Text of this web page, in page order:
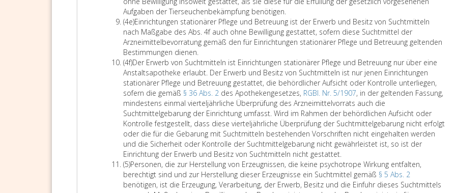
9
1
z
u
e
w
Y
o
r
k
,
B
u
n
d
e
s
i
n
t
e
n
a
t
i
o
n
e
n
ü
b
e
r
p
s
g
i
f
t
e
n
g
l
e
c
h
g
e
s
t
e
l
i
p
f
l
n
z
e
d
n
i
m
A
s
a
t
k
o
m
m
e
n
d
e
V
e
r
e
i
n
t
e
n
e
r
i
n
ü
r
G
e
s
u
n
d
h
e
i
t
p
n
a
n
g
ö
m
i
s
c
h
e
n
d
e
s
t
i
g
n
g
z
u
r
H
e
r
s
t
e
l
l
2
,
g
e
n
a
n
n
t
e
n
I
n
s
t
i
t
u
t
z
e
n
s
,
g
e
n
a
n
n
t
e
n
G
i
c
h
t
u
n
g
e
n
u
n
d
B
e
h
ö
r
d
4
c
s
a
t
z
4
d
Aufgaben der Tierseuchenbekämpfung benötigen.
(4e)A
b
s
a
t
z
4
e
Einrichtungen stationärer Pflege und Betreuung ist der Erwerb und Besitz von Suchtmitteln
nach Maßgabe des Abs. 4f auch ohne Bewilligung gestattet, sofern diese Suchtmittel der
Arzneimittelbevorratung gemäß den für Einrichtungen stationärer Pflege und Betreuung geltenden
Bestimmungen dienen.
i
n
r
i
c
h
t
u
n
g
e
n
s
(4f)A
b
s
a
t
z
4
f
Der Erwerb von Suchtmitteln ist Einrichtungen stationärer Pflege und Betreuung nur über eine
Anstaltsapotheke erlaubt. Der Erwerb und Besitz von Suchtmitteln ist nur jenen Einrichtungen
stationärer Pflege und Betreuung gestattet, die behördlicher Aufsicht oder Kontrolle unterliegen,
sofern die gemäß § 36 Abs. 2 des Apothekengesetzes, RGBl. Nr. 5/1907, in der geltenden Fassung,
mindestens einmal vierteljährliche Überprüfung des Arzneimittelvorrats auch die
Suchtmittelgebarung der Einrichtung umfasst. Wird im Rahmen der behördlichen Aufsicht oder
Kontrolle festgestellt, dass diese vierteljährliche Überprüfung der Suchtmittelgebarung nicht erfolgt
oder die für die Gebarung mit Suchtmitteln bestehenden Vorschriften nicht eingehalten werden
und die Sicherheit oder Kontrolle der Suchtmittelgebarung nicht gewährleistet ist, so ist der
Einrichtung der Erwerb und Besitz von Suchtmitteln nicht gestattet.
e
r
E
(5)A
b
s
Personen, die zur Herstellung von Erzeugnissen, die keine psychotrope Wirkung entfalten,
berechtigt sind und zur Herstellung dieser Erzeugnisse ein Suchtmittel gemäß § 5 Abs. 2
benötigen, ist die Erzeugung, Verarbeitung, der Erwerb, Besitz und die Einfuhr dieses Suchtmittels